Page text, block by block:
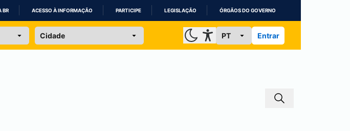
BR ACESSO À INFORMAÇÃO PARTICIPE LEGISLAÇÃO ÓRGÃOS DO GOVERNO
Entrar